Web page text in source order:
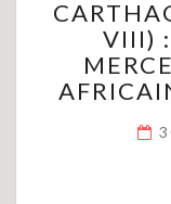
VIII) :